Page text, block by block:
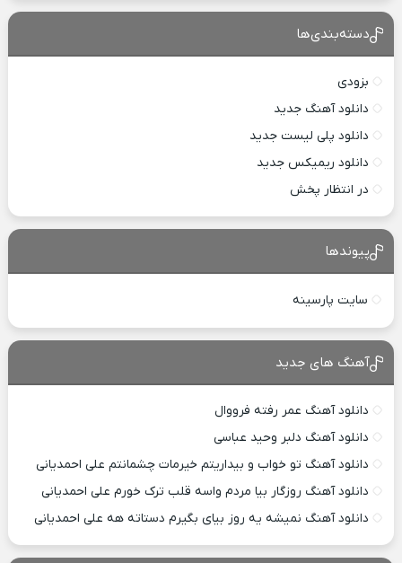
دسته‌بندی‌ها
بزودی
دانلود آهنگ جدید
دانلود پلی لیست جدید
دانلود ریمیکس جدید
در انتظار پخش
پیوندها
سایت پارسینه
آهنگ های جدید
دانلود آهنگ عمر رفته فرووال
دانلود آهنگ دلبر وحید عباسی
دانلود آهنگ تو خواب و بیداریتم خیرمات چشمانتم علی احمدیانی
دانلود آهنگ روزگار بیا مردم واسه قلب ترک خورم علی احمدیانی
دانلود آهنگ نمیشه یه روز بیای بگیرم دستاته هه علی احمدیانی